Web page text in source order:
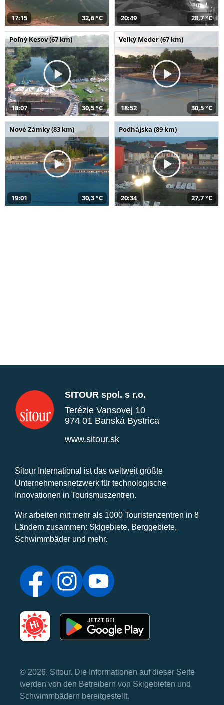
17:15 32,6 °C 20:49 28,7 °C
Poľný Kesov (67 km)
18:07 30,5 °C
Veľký Meder (67 km)
18:52 30,5 °C
Nové Zámky (83 km)
19:01 30,3 °C
Podhájska (89 km)
20:34 27,7 °C
SITOUR spol. s r.o.
Terézie Vansovej 10
974 01 Banská Bystrica
www.sitour.sk
Sitour International ist das weltweit größte
Unternehmensnetzwerk für technologische
Innovationen in Tourismuszentren.
Wir arbeiten mit mehr als 1000 Touristenzentren in 8
Ländern zusammen: Skigebiete, Berggebiete,
Schwimmbäder und mehr.
© 2026, Sitour. Die Informationen auf dieser Seite
werden von den Betreibern von Skigebieten und
Schwimmbädern bereitgestellt.